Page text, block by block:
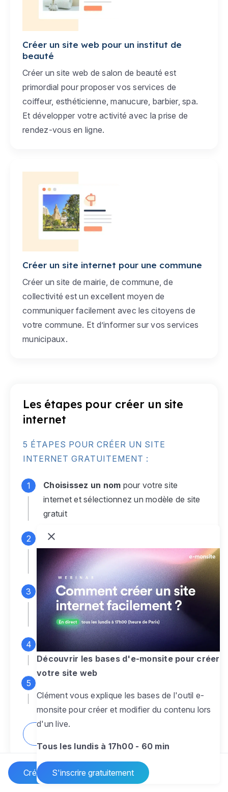
Créer un site Internet
Créer un site web pour un institut de
beauté
Créer un site web de salon de beauté est
primordial pour proposer vos services de
coiffeur, esthéticienne, manucure, barbier, spa.
Et développer votre activité avec la prise de
rendez-vous en ligne.
Créer un site internet pour une commune
Créer un site de mairie, de commune, de
collectivité est un excellent moyen de
communiquer facilement avec les citoyens de
votre commune. Et d’informer sur vos services
municipaux.
Les étapes pour créer un site
internet
5 ÉTAPES POUR CRÉER UN SITE
INTERNET GRATUITEMENT :
Choisissez un nom pour votre site
internet et sélectionnez un modèle de site
gratuit
Connectez-vous
monsite gratuit pour accéder à votre
espace d'administration
Personnalisez entièrement le
designpour créer un site web sur-mesure,
à votre image
Ajoutez des pagessans limite pour
présenter votre activité, votre passion
pour rendre votre site dynamique
Découvrir les bases d'e-monsite pour créer
votre site web
Clément vous explique les bases de l'outil e-
monsite pour créer et modifier du contenu lors
d'un live.
Tous les lundis à 17h00 - 60 min
S'inscrire gratuitement